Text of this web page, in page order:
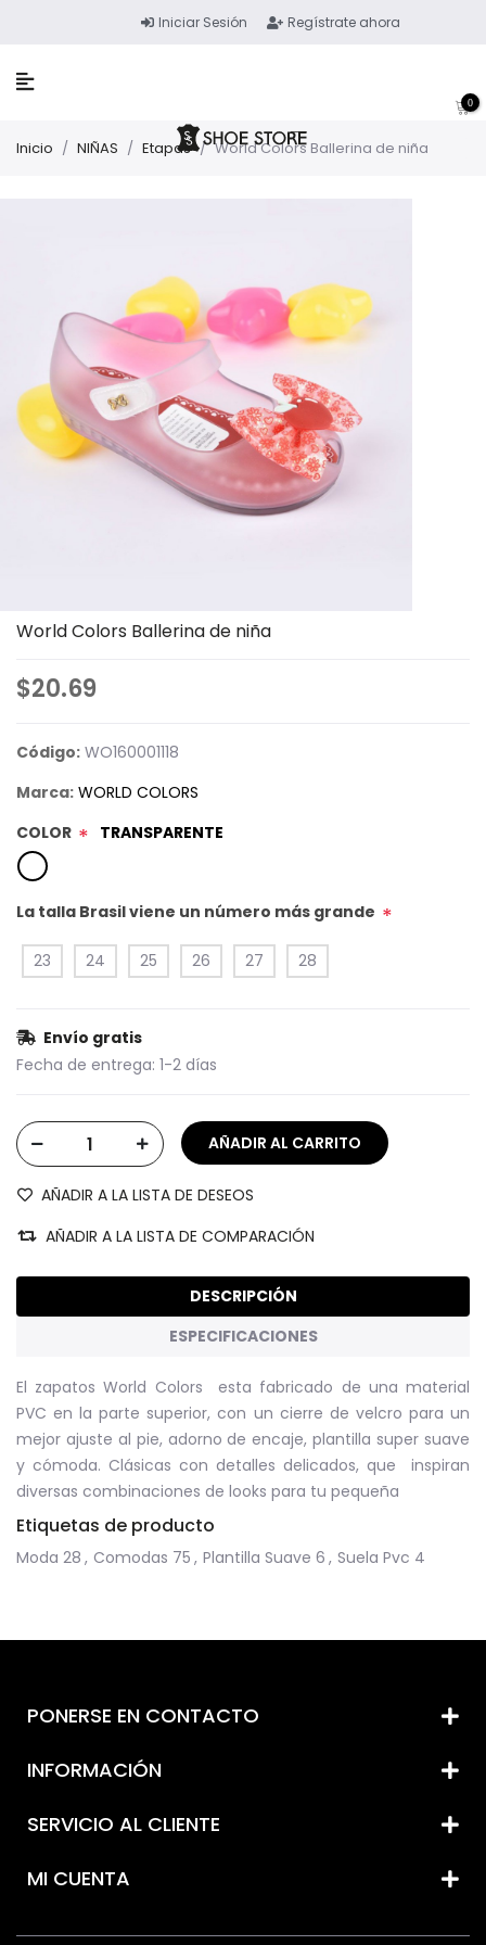
Iniciar Sesión Regístrate ahora
0
Inicio / NIÑAS / Etapas / World Colors Ballerina de niña
World Colors Ballerina de niña
$20.69
Código: WO160001118
Marca: WORLD COLORS
COLOR * TRANSPARENTE
La talla Brasil viene un número más grande *
23 24 25 26 27 28
Envío gratis
Fecha de entrega: 1-2 días
AÑADIR A LA LISTA DE DESEOS
AÑADIR A LA LISTA DE COMPARACIÓN
DESCRIPCIÓN
ESPECIFICACIONES
El zapatos World Colors esta fabricado de una material
PVC en la parte superior, con un cierre de velcro para un
mejor ajuste al pie, adorno de encaje, plantilla super suave
y cómoda. Clásicas con detalles delicados, que inspiran
diversas combinaciones de looks para tu pequeña
Etiquetas de producto
Moda 28 , Comodas 75 , Plantilla Suave 6 , Suela Pvc 4
PONERSE EN CONTACTO
INFORMACIÓN
SERVICIO AL CLIENTE
MI CUENTA